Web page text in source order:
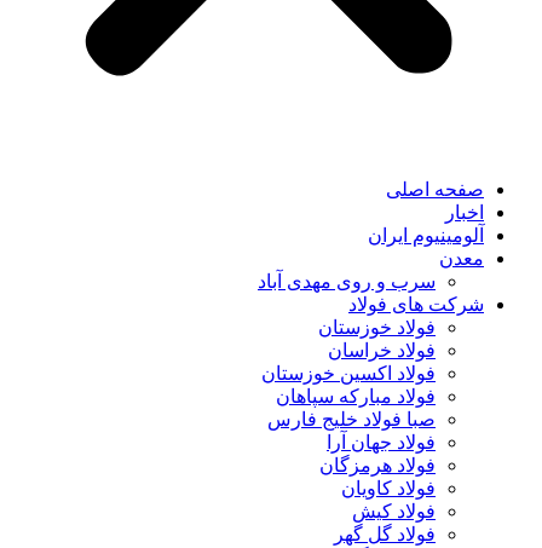
صفحه اصلی
اخبار
آلومینیوم ایران
معدن
سرب و روی مهدی آباد
شرکت های فولاد
فولاد خوزستان
فولاد خراسان
فولاد اکسین خوزستان
فولاد مبارکه سپاهان
صبا فولاد خلیج فارس
فولاد جهان آرا
فولاد هرمزگان
فولاد کاویان
فولاد کیش
فولاد گل گهر